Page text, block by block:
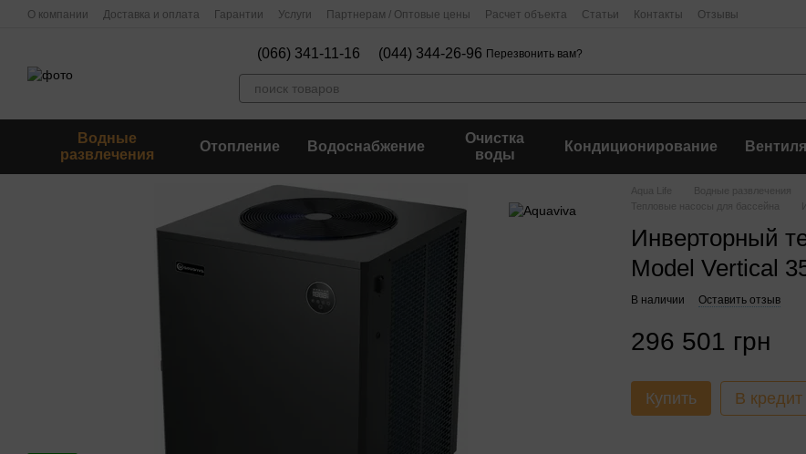
Перейти к основному контенту
О компании Доставка и оплата Гарантии Услуги Партнерам / Оптовые цены Расчет объекта Статьи Контакты Отзывы
(066) 341-11-16 (044) 344-26-96 Перезвонить вам?
Водные
развлечения
Отопление Водоснабжение
Очистка
воды
Кондиционирование
Aqua Life Водные развлечения
Тепловые насосы для бассейна
Инверторный
Model Vertical
В наличии Оставить отзыв
296 501 грн
Купить В кредит